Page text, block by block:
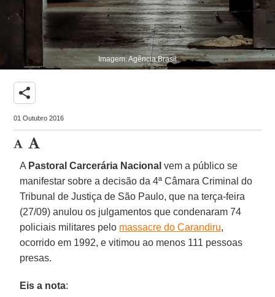
Imagem: Agência Brasil
share
01 Outubro 2016
A Pastoral Carcerária Nacional vem a público se
manifestar sobre a decisão da 4ª Câmara Criminal do
Tribunal de Justiça de São Paulo, que na terça-feira
(27/09) anulou os julgamentos que condenaram 74
policiais militares pelo massacre do Carandiru,
ocorrido em 1992, e vitimou ao menos 111 pessoas
presas.
Eis a nota: